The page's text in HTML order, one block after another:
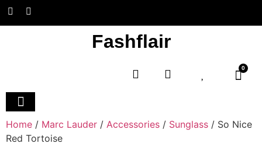
Fashflair
0
Home / Marc Lauder / Accessories / Sunglass / So Nice
Red Tortoise